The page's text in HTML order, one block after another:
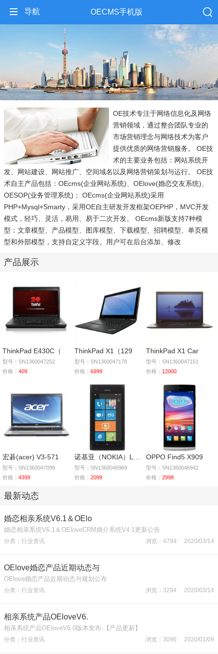
导航 OECMS手机版
OE技术专注于网络信息化及网络
营销领域，通过整合团队专业的
市场营销理念与网络技术为客户
提供优质的网络营销服务。 OE技
术的主要业务包括：网站系统开
发、网站建设、网站推广、空间域名以及网络营销策划与运行。 OE技
术自主产品包括：OEcms(企业网站系统)、OElove(婚恋交友系统)、
OESOP(业务管理系统)； OEcms(企业网站系统)采用
PHP+Mysql+Smarty，采用OE自主研发开发框架OEPHP，MVC开发
模式，轻巧、灵活，易用、易于二次开发。 OEcms新版支持7种模
型：文章模型、产品模型、图库模型、下载模型、招聘模型、单页模
型和外部模型，支持自定义字段。用户可在后台添加、修改
产品展示
ThinkPad E430C（
型号：SN1360047252
价格： 409
ThinkPad X1（129
型号：SN1360047178
价格： 6999
ThinkPad X1 Car
型号：SN1360047151
价格： 12000
宏碁(acer) V3-571
型号：SN1360047099
价格： 4399
型号：SN1360046969
价格： 2099
OPPO Find5 X909
型号：SN1360046942
价格：2998
最新动态
婚恋相亲系统V6.1＆OElo
婚恋相亲系统V6.1＆OEloveCRM婚介系统V4.1更新公告
分类：行业资讯 浏览：4799 2020/03/14
OElove婚恋产品近期动态与
OElove婚恋产品近期动态与规划公布
分类：行业资讯 浏览：3294 2020/03/14
相亲系统产品OEloveV6.
相亲系统产品OEloveV6.0版本发布-【产品更新】
分类：行业资讯 浏览：3096 2020/01/09